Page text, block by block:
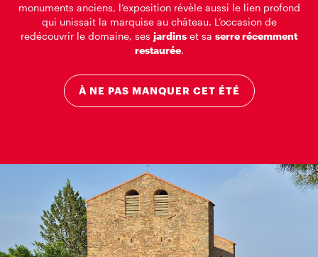
monuments anciens, l’exposition révèle aussi le lien profond
qui unissait la marquise au château. L’occasion de
redécouvrir le domaine, ses jardins et sa serre récemment
restaurée.
À NE PAS MANQUER CET ÉTÉ